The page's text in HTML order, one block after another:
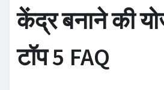
केंद्र बनाने की
टॉप 5 FAQ